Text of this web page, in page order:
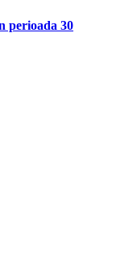
perioada 30